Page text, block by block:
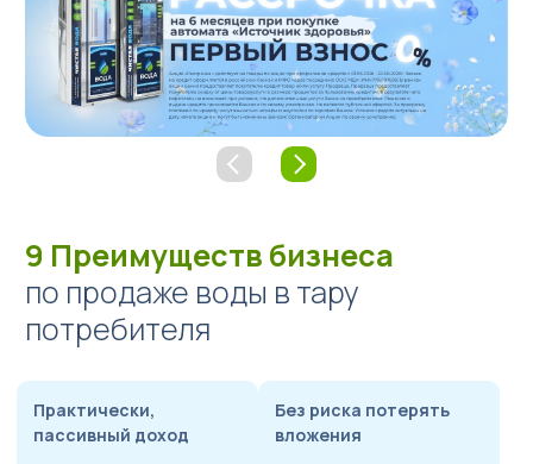
العربية
简体中文
English
9 Преимуществ бизнеса
по продаже воды в тару
потребителя
Практически,
пассивный доход
Без риска потерять
вложения